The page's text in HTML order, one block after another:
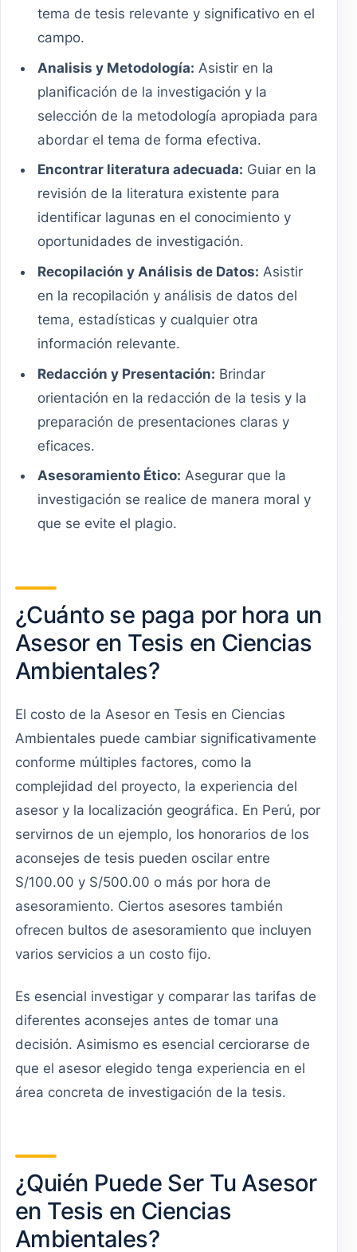
tema de tesis relevante y significativo en el
campo.
Analisis y Metodología: Asistir en la
planificación de la investigación y la
selección de la metodología apropiada para
abordar el tema de forma efectiva.
Encontrar literatura adecuada: Guiar en la
revisión de la literatura existente para
identificar lagunas en el conocimiento y
oportunidades de investigación.
Recopilación y Análisis de Datos: Asistir
en la recopilación y análisis de datos del
tema, estadísticas y cualquier otra
información relevante.
Redacción y Presentación: Brindar
orientación en la redacción de la tesis y la
preparación de presentaciones claras y
eficaces.
Asesoramiento Ético: Asegurar que la
investigación se realice de manera moral y
que se evite el plagio.
¿Cuánto se paga por hora un
Asesor en Tesis en Ciencias
Ambientales?
El costo de la Asesor en Tesis en Ciencias
Ambientales puede cambiar significativamente
conforme múltiples factores, como la
complejidad del proyecto, la experiencia del
asesor y la localización geográfica. En Perú, por
servirnos de un ejemplo, los honorarios de los
aconsejes de tesis pueden oscilar entre
S/100.00 y S/500.00 o más por hora de
asesoramiento. Ciertos asesores también
ofrecen bultos de asesoramiento que incluyen
varios servicios a un costo fijo.
Es esencial investigar y comparar las tarifas de
diferentes aconsejes antes de tomar una
decisión. Asimismo es esencial cerciorarse de
que el asesor elegido tenga experiencia en el
área concreta de investigación de la tesis.
¿Quién Puede Ser Tu Asesor
en Tesis en Ciencias
Ambientales?